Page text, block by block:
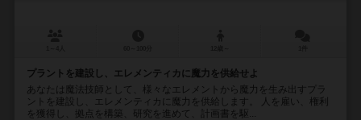
プラントを建設し、エレメンティカに魔力を供給せよ
あなたは魔法技師として、様々なエレメントから魔力を生み出すプラ
ントを建設し、エレメンティカに魔力を供給します。 人を雇い、権利
を獲得し、拠点を構築、研究を進めて、計画書を駆...